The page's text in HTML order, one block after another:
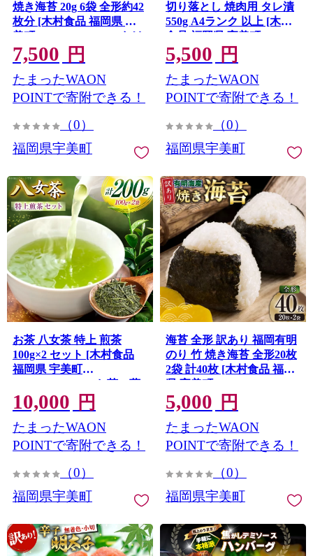
焼き海苔 20g 6袋 全形約42
枚分 [木村食品 福岡県 宇
美町 um40beg040028] わけ
あり 焼き海苔 やきのり 乾
物 有明海苔 海苔 のり 有明
小分け 個包装
7,500 円
たまったWAON
POINTで寄附できる！
（0）
福岡県宇美町
切り落とし 焼肉用 タレ漬
550g A4ランク 以上 [木村
食品 福岡県 宇美町
um40beg040033] 肉 和牛 バ
ーベキュー BBQ 冷凍 焼き
肉
5,500 円
たまったWAON
POINTで寄附できる！
（0）
福岡県宇美町
お茶 八女茶 特上 煎茶
100g×2 セット [木村食品
福岡県 宇美町
um40beg040043] お茶の葉
茶 お茶の葉 茶葉 お茶っぱ
メール便 メール便対応
10,000 円
たまったWAON
POINTで寄附できる！
（0）
福岡県宇美町
海苔 全形 訳あり 福岡有明
のり 竹 焼き海苔 全形20枚
2袋 計40枚 [木村食品 福岡
県 宇美町 um40beg040006]
わけあり 焼き海苔 やきの
り 乾物 有明海苔 海苔 のり
有明 おにぎり おむすび メ
ール便 メール便対応
5,000 円
たまったWAON
POINTで寄附できる！
（0）
福岡県宇美町